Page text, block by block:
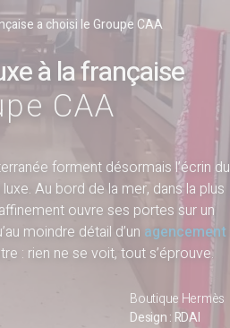
a choisi le Groupe CAA
à la française
CAA
forment désormais l’écrin du
Au bord de la mer, dans la plus
ouvre ses portes sur un
moindre détail d’un agencement
: rien ne se voit, tout s’éprouve.
Boutique Hermès
Design : RDAI